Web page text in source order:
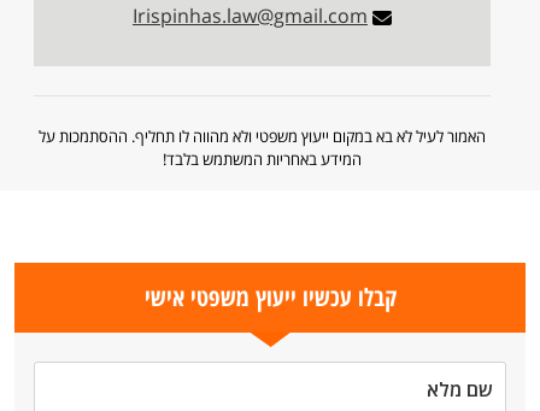
Irispinhas.law@gmail.com
האמור לעיל לא בא במקום ייעוץ משפטי ולא מהווה לו תחליף. ההסתמכות על
המידע באחריות המשתמש בלבד!
קבלו עכשיו ייעוץ משפטי אישי